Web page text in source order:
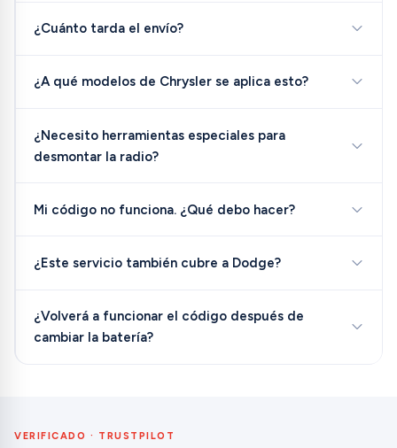
¿Cuánto tarda el envío?
¿A qué modelos de Chrysler se aplica esto?
¿Necesito herramientas especiales para
desmontar la radio?
Mi código no funciona. ¿Qué debo hacer?
¿Este servicio también cubre a Dodge?
¿Volverá a funcionar el código después de
cambiar la batería?
VERIFICADO · TRUSTPILOT